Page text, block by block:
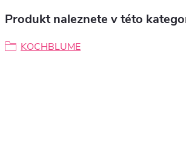
Produkt naleznete v této
KOCHBLUME